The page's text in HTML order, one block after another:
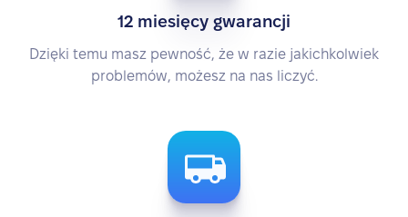
12 miesięcy gwarancji
Dzięki temu masz pewność, że w razie jakichkolwiek
problemów, możesz na nas liczyć.